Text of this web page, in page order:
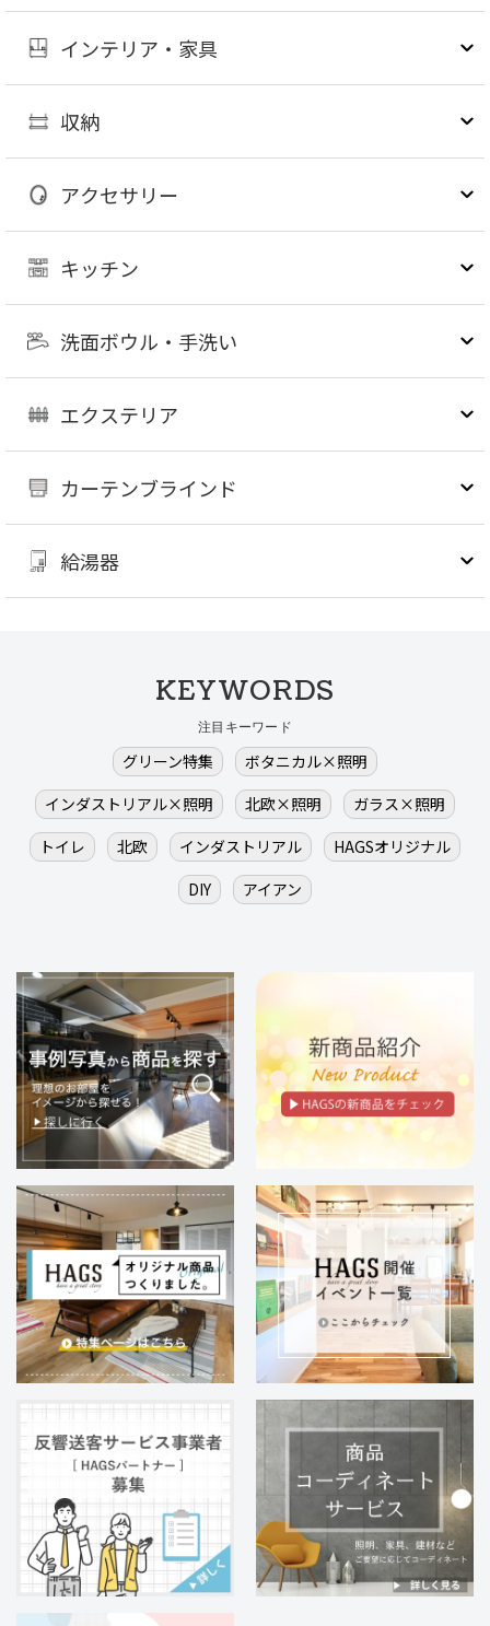
インテリア・家具
収納
アクセサリー
キッチン
洗面ボウル・手洗い
エクステリア
カーテンブラインド
給湯器
KEYWORDS
注目キーワード
グリーン特集
ボタニカル×照明
インダストリアル×照明
北欧×照明
ガラス×照明
トイレ
北欧 インダストリアル
HAGSオリジナル
DIY
アイアン